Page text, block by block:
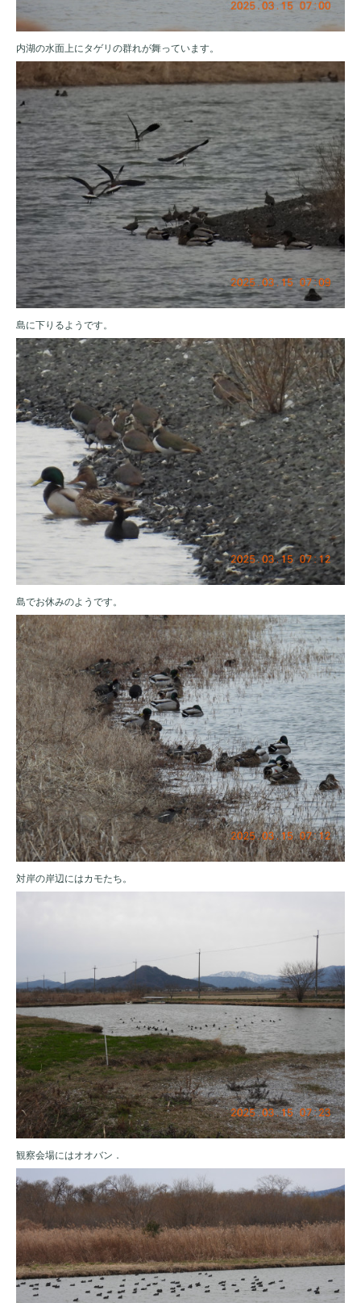
内湖の水面上にタゲリの群れが舞っています。
島に下りるようです。
島でお休みのようです。
対岸の岸辺にはカモたち。
観察会場にはオオバン．